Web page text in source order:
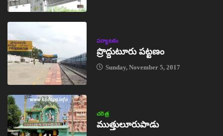
పర్యాటకం
ప్రొద్దుటూరు పట్టణం
Sunday, November 5, 2017
చరిత్ర
ముత్తులూరుపాడు